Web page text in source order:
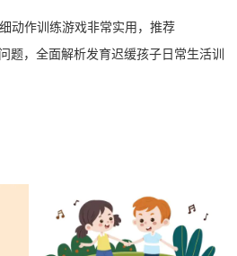
动作训练游戏非常实用，推荐
题，全面解析发育迟缓孩子日常生活训